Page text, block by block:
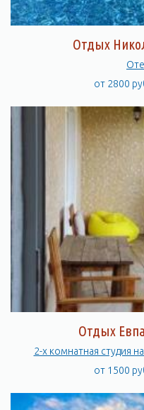
Отдых
от 2800
Отдых
2-х комнатная студия
от 1500